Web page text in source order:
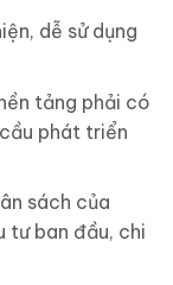
dễ sử dụng
tảng phải có
phát triển
sách của
tư ban đầu, chi